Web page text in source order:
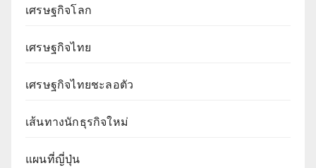
เศรษฐกิจโลก
เศรษฐกิจไทย
เศรษฐกิจไทยชะลอตัว
เส้นทางนักธุรกิจใหม่
แผนที่ญี่ปุ่น